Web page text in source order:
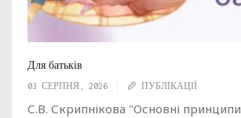
Для батьків
03 СЕРПНЯ, 2026 ПУБЛІКАЦІЇ
С.В. Скрипнікова "Основні принципи